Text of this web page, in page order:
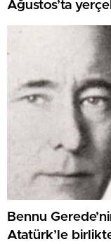
Ağustos’ta
Bennu
Atatürk’le